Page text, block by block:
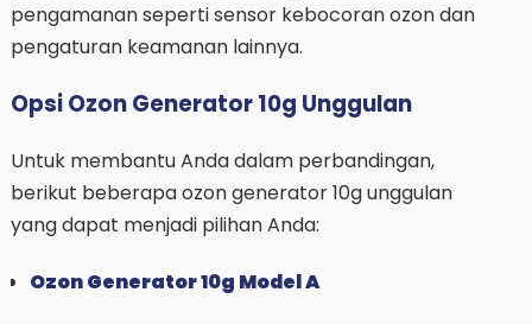
pengamanan seperti sensor kebocoran ozon dan
pengaturan keamanan lainnya.
Opsi Ozon Generator 10g Unggulan
Untuk membantu Anda dalam perbandingan,
berikut beberapa ozon generator 10g unggulan
yang dapat menjadi pilihan Anda:
Ozon Generator 10g Model A